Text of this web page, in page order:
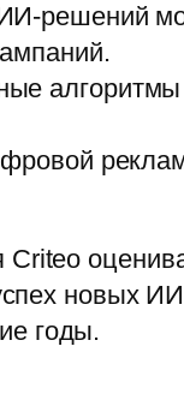
решений
годы.